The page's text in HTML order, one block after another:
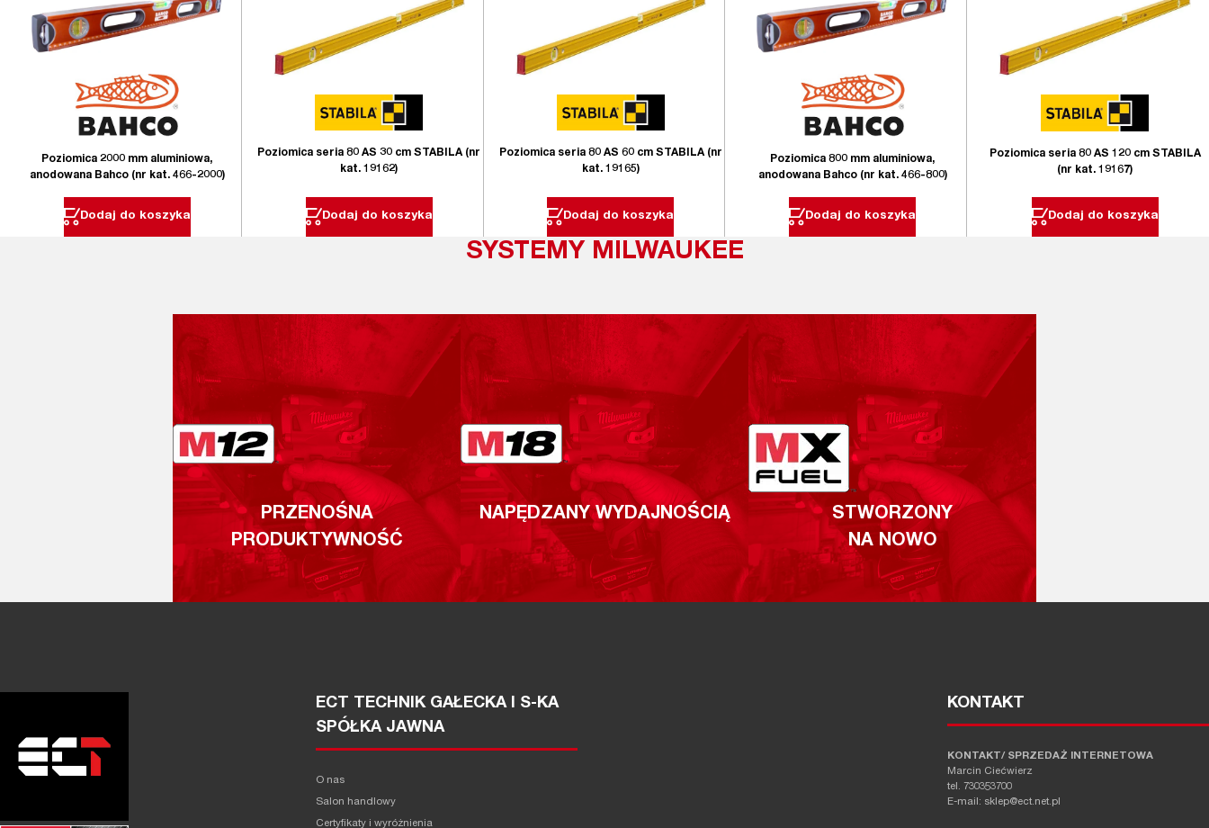
Poziomica 2000 mm aluminiowa,
anodowana Bahco (nr kat. 466-2000)
Dodaj do koszyka
Poziomica seria 80 AS 30 cm STABILA (nr
kat. 19162)
Dodaj do koszyka
Poziomica seria 80 AS 60 cm STABILA (nr
kat. 19165)
Dodaj do koszyka
Poziomica 800 mm aluminiowa,
anodowana Bahco (nr kat. 466-800)
Dodaj do koszyka
Poziomica seria 80 AS 120 cm STABILA
(nr kat. 19167)
Dodaj do koszyka
SYSTEMY MILWAUKEE
PRZENOŚNA
PRODUKTYWNOŚĆ
NAPĘDZANY WYDAJNOŚCIĄ
STWORZONY
NA NOWO
ECT TECHNIK GAŁECKA I S-KA
SPÓŁKA JAWNA
O nas
Salon handlowy
Certyfikaty i wyróżnienia
KONTAKT
KONTAKT/ SPRZEDAŻ INTERNETOWA
Marcin Ciećwierz
tel. 730353700
E-mail: sklep@ect.net.pl